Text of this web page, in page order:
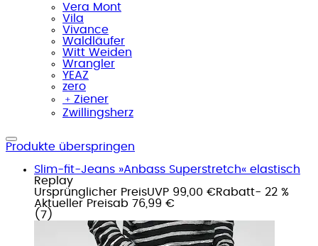
Vera Mont
Vila
Vivance
Waldläufer
Witt Weiden
Wrangler
YEAZ
zero
﹢ Ziener
Zwillingsherz
Produkte überspringen
Slim-fit-Jeans »Anbass Superstretch« elastisch
Replay
Ursprünglicher PreisUVP 99,00 €Rabatt- 22 %
Aktueller Preisab 76,99 €
( 7 )